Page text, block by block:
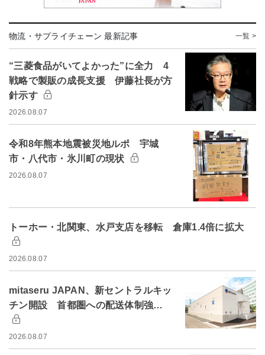
物流・サプライチェーン 最新記事 一覧 >
“三菱食品がいてよかった”に全力 4
戦略で製販の成長支援 伊藤社長が方
針示す
2026.08.07
令和8年熊本地震被災地ルポ 宇城
市・八代市・氷川町の現状
2026.08.07
トーホー・北関東、水戸支店を移転 倉庫1.4倍に拡大
2026.08.07
mitaseru JAPAN、新セントラルキッ
チン開設 首都圏への配送体制強…
2026.08.07